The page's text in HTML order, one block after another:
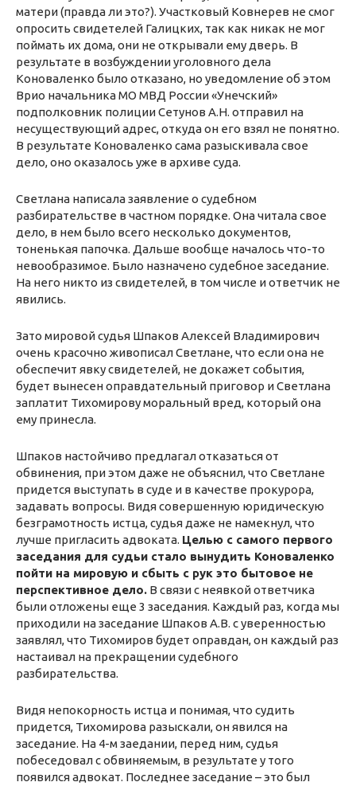
матери (правда ли это?). Участковый Ковнерев не смог
опросить свидетелей Галицких, так как никак не мог
поймать их дома, они не открывали ему дверь. В
результате в возбуждении уголовного дела
Коноваленко было отказано, но уведомление об этом
Врио начальника МО МВД России «Унечский»
подполковник полиции Сетунов А.Н. отправил на
несуществующий адрес, откуда он его взял не понятно.
В результате Коноваленко сама разыскивала свое
дело, оно оказалось уже в архиве суда.
Светлана написала заявление о судебном
разбирательстве в частном порядке. Она читала свое
дело, в нем было всего несколько документов,
тоненькая папочка. Дальше вообще началось что-то
невообразимое. Было назначено судебное заседание.
На него никто из свидетелей, в том числе и ответчик не
явились.
Зато мировой судья Шпаков Алексей Владимирович
очень красочно живописал Светлане, что если она не
обеспечит явку свидетелей, не докажет события,
будет вынесен оправдательный приговор и Светлана
заплатит Тихомирову моральный вред, который она
ему принесла.
Шпаков настойчиво предлагал отказаться от
обвинения, при этом даже не объяснил, что Светлане
придется выступать в суде и в качестве прокурора,
задавать вопросы. Видя совершенную юридическую
безграмотность истца, судья даже не намекнул, что
лучше пригласить адвоката. Целью с самого первого
заседания для судьи стало вынудить Коноваленко
пойти на мировую и сбыть с рук это бытовое не
перспективное дело. В связи с неявкой ответчика
были отложены еще 3 заседания. Каждый раз, когда мы
приходили на заседание Шпаков А.В. с уверенностью
заявлял, что Тихомиров будет оправдан, он каждый раз
настаивал на прекращении судебного
разбирательства.
Видя непокорность истца и понимая, что судить
придется, Тихомирова разыскали, он явился на
заседание. На 4-м заедании, перед ним, судья
побеседовал с обвиняемым, в результате у того
появился адвокат. Последнее заседание – это был